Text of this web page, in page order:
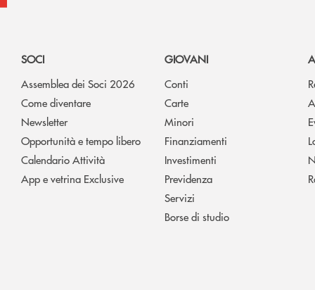
SOCI
Assemblea dei Soci 2026
Come diventare
Newsletter
Opportunità e tempo libero
Calendario Attività
App e vetrina Exclusive
GIOVANI
Conti
Carte
Minori
Finanziamenti
Investimenti
Previdenza
Servizi
Borse di studio